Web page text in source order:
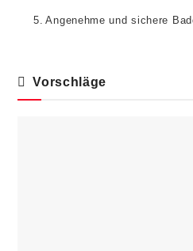
Angenehme und sichere
Vorschläge